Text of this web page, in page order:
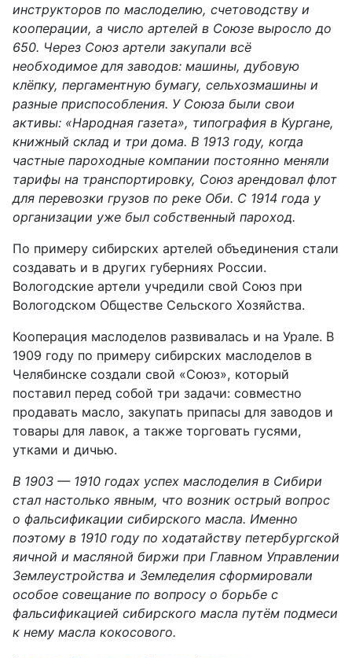
инструкторов по маслоделию, счетоводству и
кооперации, а число артелей в Союзе выросло до
650. Через Союз артели закупали всё
необходимое для заводов: машины, дубовую
клёпку, пергаментную бумагу, сельхозмашины и
разные приспособления. У Союза были свои
активы: «Народная газета», типография в Кургане,
книжный склад и три дома. В 1913 году, когда
частные пароходные компании постоянно меняли
тарифы на транспортировку, Союз арендовал флот
для перевозки грузов по реке Оби. С 1914 года у
организации уже был собственный пароход.
По примеру сибирских артелей объединения стали
создавать и в других губерниях России.
Вологодские артели учредили свой Союз при
Вологодском Обществе Сельского Хозяйства.
Кооперация маслоделов развивалась и на Урале. В
1909 году по примеру сибирских маслоделов в
Челябинске создали свой «Союз», который
поставил перед собой три задачи: совместно
продавать масло, закупать припасы для заводов и
товары для лавок, а также торговать гусями,
утками и дичью.
В 1903 — 1910 годах успех маслоделия в Сибири
стал настолько явным, что возник острый вопрос
о фальсификации сибирского масла. Именно
поэтому в 1910 году по ходатайству петербургской
яичной и масляной биржи при Главном Управлении
Землеустройства и Земледелия сформировали
особое совещание по вопросу о борьбе с
фальсификацией сибирского масла путём подмеси
к нему масла кокосового.